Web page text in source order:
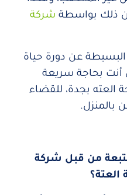
ذلك بواسطة شركة
عن دورة حياة
أنت بحاجة سريعة
بجدة، للقضاء
بالمنزل.
من قبل شركة
العتة؟